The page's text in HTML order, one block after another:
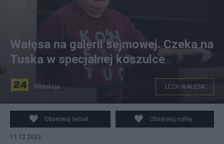
fot. PAP
Wałęsa na galerii sejmowej. Czeka na
Tuska w specjalnej koszulce
Redakcja LECH WAŁĘSA
Obserwuj temat Obserwuj notkę
11.12.2023